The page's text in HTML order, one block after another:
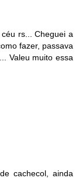
rs... Cheguei a
fazer, passava
Valeu muito essa
cachecol, ainda